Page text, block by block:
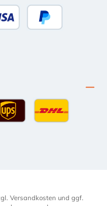
Bancontact
Versandkosten und ggf.